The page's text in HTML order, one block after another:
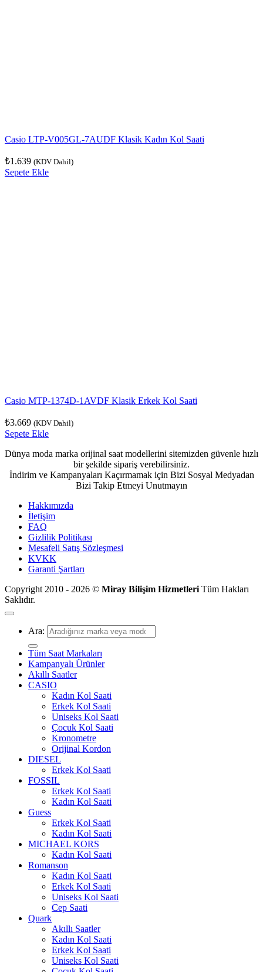
Casio LTP-V005GL-7AUDF Klasik Kadın Kol Saati
₺1.639 (KDV Dahil)
Sepete Ekle
Casio MTP-1374D-1AVDF Klasik Erkek Kol Saati
₺3.669 (KDV Dahil)
Sepete Ekle
Dünya moda marka orijinal saat modellerini sitemizden güvenle hızlı
bir şekilde sipariş verebilirsiniz.
İndirim ve Kampanyaları Kaçırmamak için Bizi Sosyal Medyadan
Bizi Takip Etmeyi Unutmayın
Hakkımızda
İletişim
FAQ
Gizlilik Politikası
Mesafeli Satış Sözleşmesi
KVKK
Garanti Şartları
Copyright 2010 - 2026 © Miray Bilişim Hizmetleri Tüm Hakları
Saklıdır.
Ara:
Tüm Saat Markaları
Kampanyalı Ürünler
Akıllı Saatler
CASIO
Kadın Kol Saati
Erkek Kol Saati
Uniseks Kol Saati
Çocuk Kol Saati
Kronometre
Orijinal Kordon
DIESEL
Erkek Kol Saati
FOSSIL
Erkek Kol Saati
Kadın Kol Saati
Guess
Erkek Kol Saati
Kadın Kol Saati
MICHAEL KORS
Kadın Kol Saati
Romanson
Kadın Kol Saati
Erkek Kol Saati
Uniseks Kol Saati
Cep Saati
Quark
Akıllı Saatler
Kadın Kol Saati
Erkek Kol Saati
Uniseks Kol Saati